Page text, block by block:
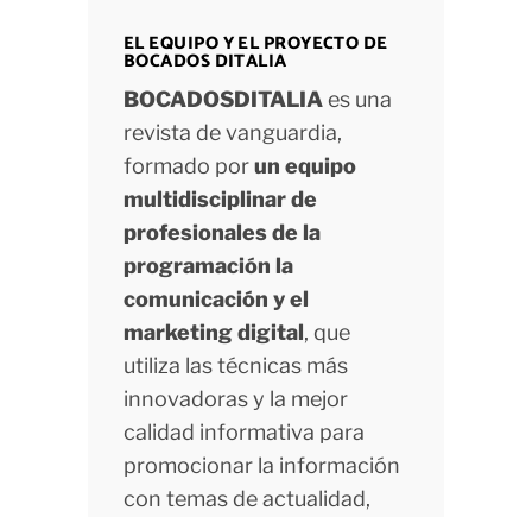
EL EQUIPO Y EL PROYECTO DE
BOCADOS DITALIA
BOCADOSDITALIAes una
revista de vanguardia,
formado porun equipo
multidisciplinar de
profesionales de la
programación la
comunicación y el
marketing digital, que
utiliza las técnicas más
innovadoras y la mejor
calidad informativa para
promocionar la información
con temas de actualidad,